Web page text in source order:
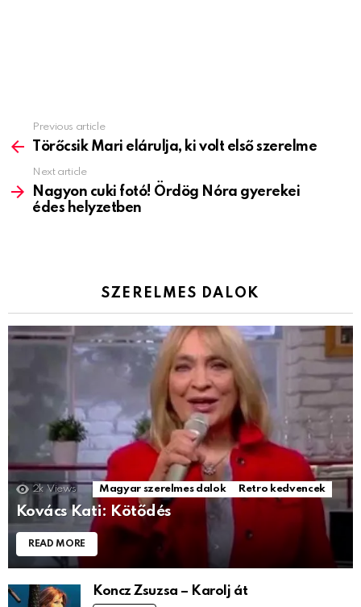
more
Previous article
Törőcsik Mari elárulja, ki volt első szerelme
Next article
Nagyon cuki fotó! Ördög Nóra gyerekei
édes helyzetben
SZERELMES DALOK
2k Views Magyar szerelmes dalok Retro kedvencek
Kovács Kati: Kötődés
READ MORE
Koncz Zsuzsa – Karolj át